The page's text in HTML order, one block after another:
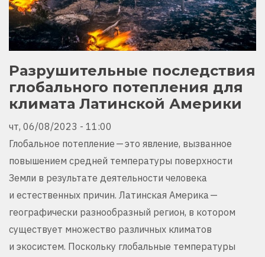
Разрушительные последствия
глобального потепления для
климата Латинской Америки
чт, 06/08/2023 - 11:00
Глобальное потепление — это явление, вызванное
повышением средней температуры поверхности
Земли в результате деятельности человека
и естественных причин. Латинская Америка —
географически разнообразный регион, в котором
существует множество различных климатов
и экосистем. Поскольку глобальные температуры